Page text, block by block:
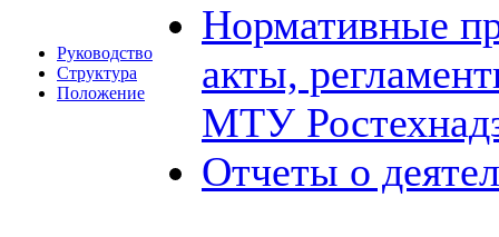
Руководство
Структура
Положение
Нормативные
акты,
МТУ
Отчеты о